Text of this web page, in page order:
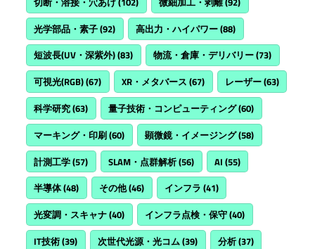
光学部品・素子(92) 高出力・ハイパワー(88)
短波長(UV・深紫外)(83) 物流・倉庫・デリバリー(73)
可視光(RGB)(67) XR・メタバース (67) レーザー(63)
科学研究(63) 量子技術・コンピューティング(60)
マーキング・印刷(60) 顕微鏡・イメージング(58)
計測工学(57) SLAM・点群解析(56) AI (55)
半導体(48) その他(46) インフラ (41)
光変調・スキャナ(40) インフラ点検・保守(40)
IT技術(39) 次世代光源・光コム(39) 分析(37)